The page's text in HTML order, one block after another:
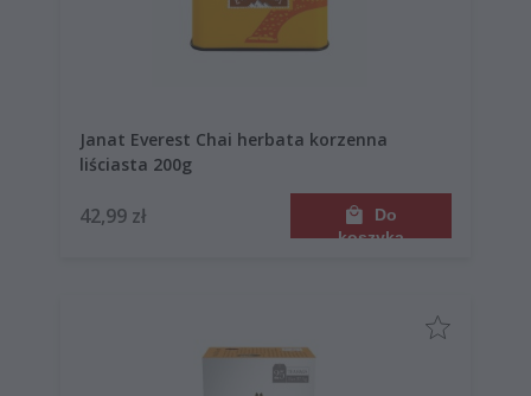
Janat Everest Chai herbata korzenna
liściasta 200g
42,99 zł
Do
koszyka